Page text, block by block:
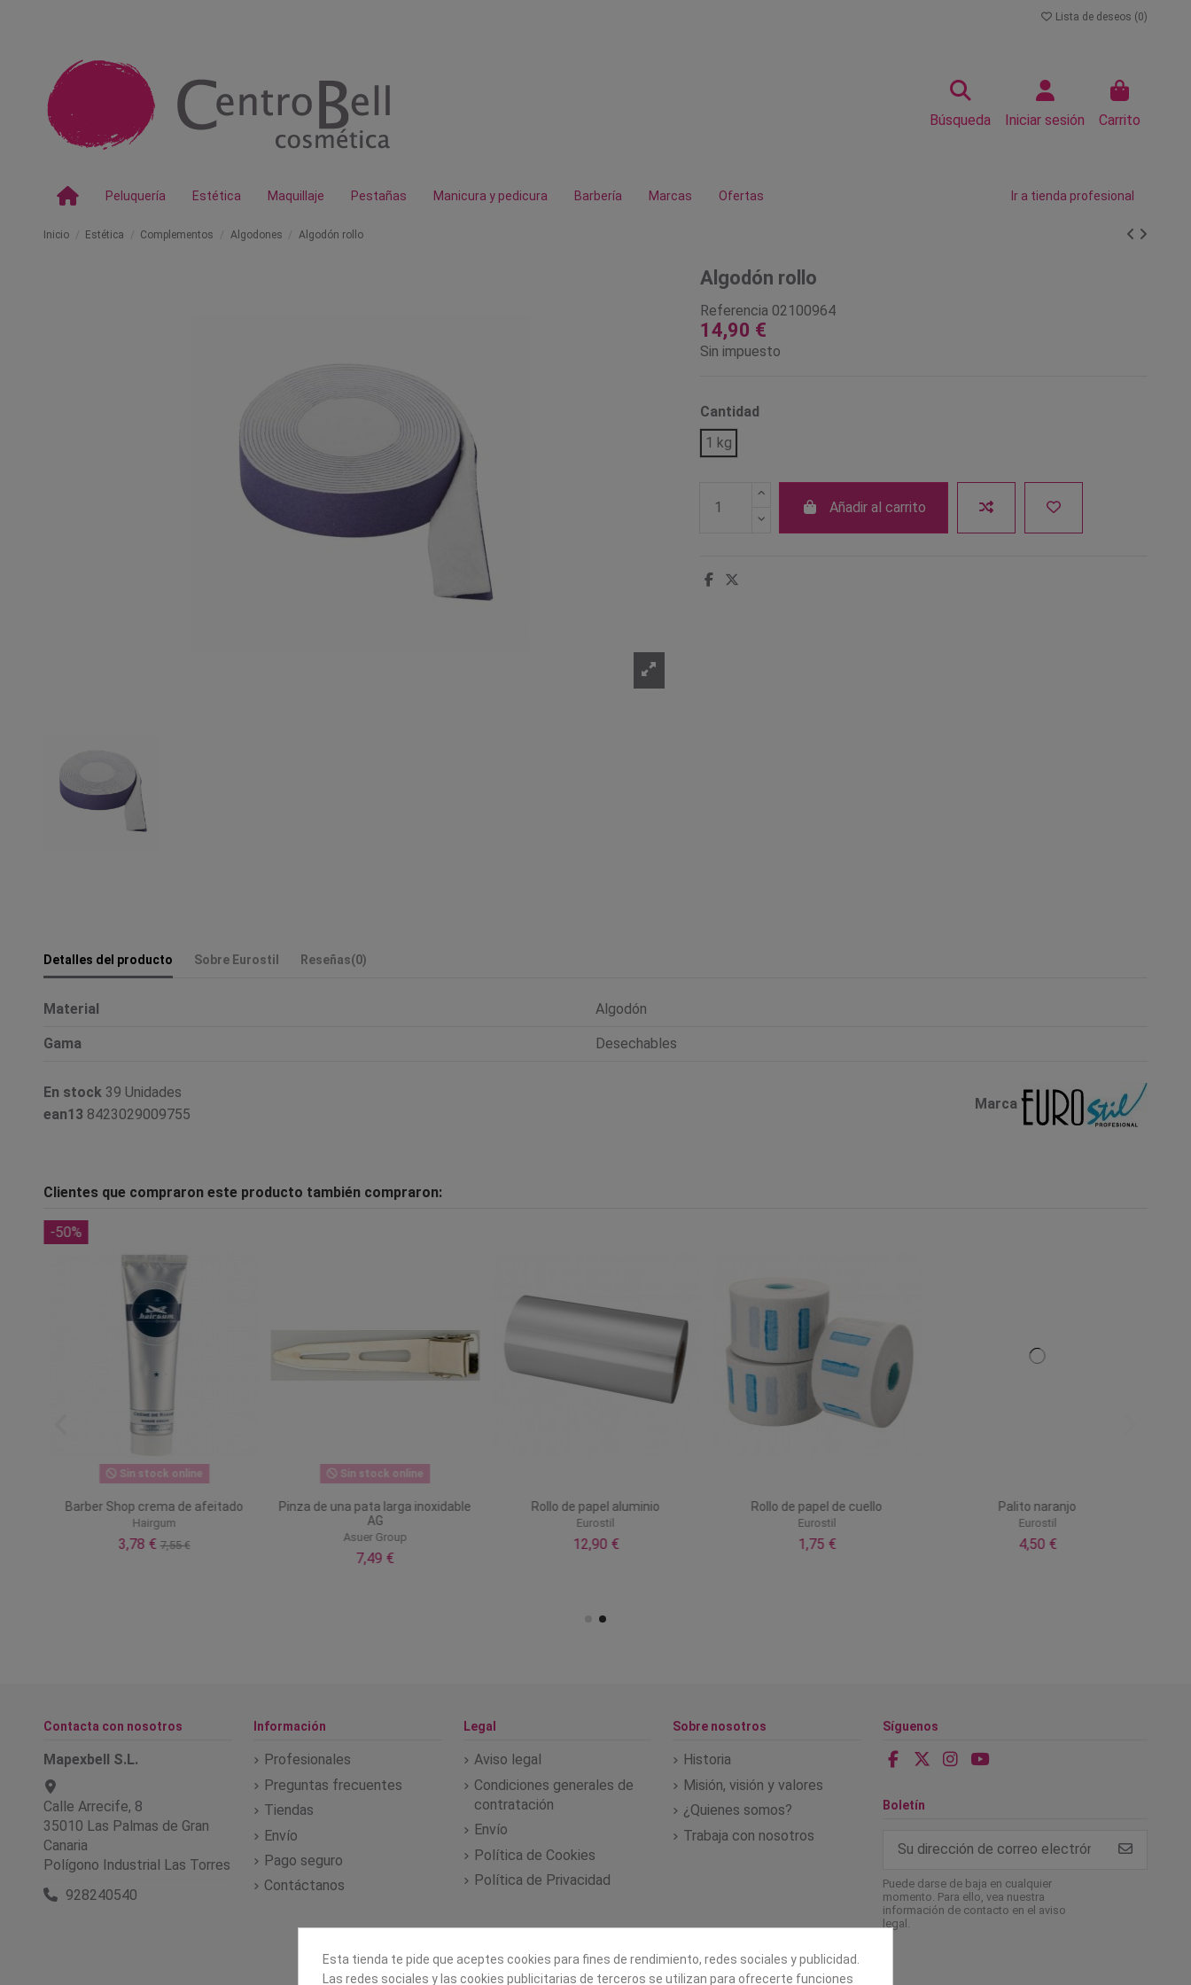
Lista de deseos (0)
Búsqueda Iniciar sesión Carrito
Peluquería Estética Maquillaje Pestañas Manicura y pedicura Barbería Marcas Ofertas Ir a tienda profesional
Inicio Estética Complementos Algodones Algodón rollo
Algodón rollo
Referencia 02100964
14,90 €
Sin impuesto
Cantidad
1 kg
Añadir al carrito
Detalles del producto Sobre Eurostil Reseñas(0)
Material Algodón
Gama Desechables
Marca
En stock 39 Unidades
ean13 8423029009755
Clientes que compraron este producto también compraron:
-50%
Sin stock online
Barber Shop crema de afeitado
Hairgum
3,78 €7,55 €
Sin stock online
Pinza de una pata larga inoxidable
AG
Asuer Group
7,49 €
Rollo de papel aluminio
Eurostil
12,90 €
Rollo de papel de cuello
Eurostil
1,75 €
Palito naranjo
Eurostil
4,50 €
Contacta con nosotros
Mapexbell S.L.
Calle Arrecife, 8
35010 Las Palmas de Gran
Canaria
Polígono Industrial Las Torres
928240540
Información
Profesionales
Preguntas frecuentes
Tiendas
Envío
Pago seguro
Contáctanos
Legal
Aviso legal
Condiciones generales de
contratación
Envío
Política de Cookies
Política de Privacidad
Sobre nosotros
Historia
Misión, visión y valores
¿Quienes somos?
Trabaja con nosotros
Síguenos
Boletín
Puede darse de baja en cualquier
momento. Para ello, vea nuestra
información de contacto en el aviso
legal.
Esta tienda te pide que aceptes cookies para fines de rendimiento, redes sociales y publicidad.
Las redes sociales y las cookies publicitarias de terceros se utilizan para ofrecerte funciones